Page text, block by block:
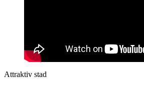
Attraktiv stad